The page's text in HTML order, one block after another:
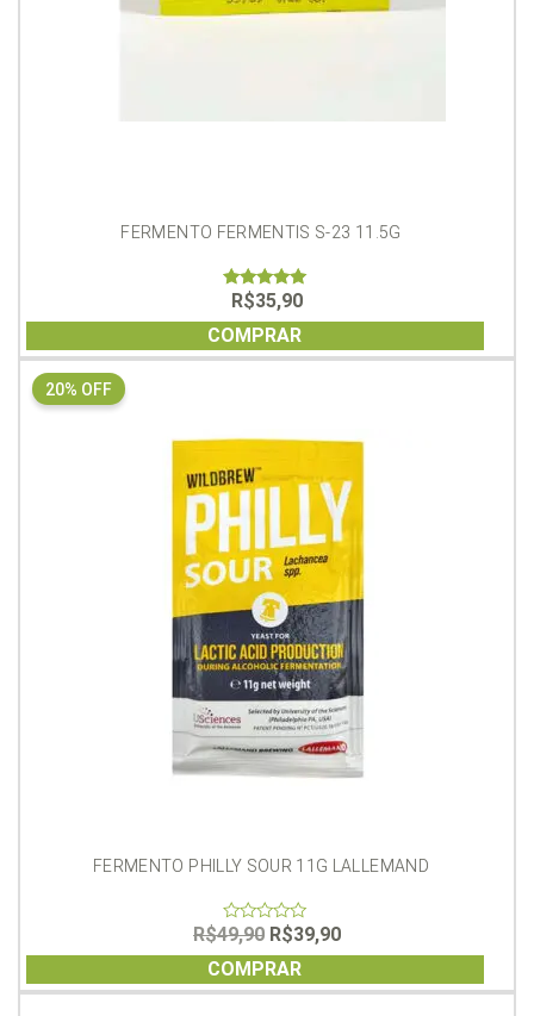
FERMENTO FERMENTIS S-23 11.5G
5.00
out of 5
R$35,90
COMPRAR
20% OFF
FERMENTO PHILLY SOUR 11G LALLEMAND
0
out
of
5
R$49,90 O
preço
original
era:
R$39,90O
preço
é:
COMPRAR